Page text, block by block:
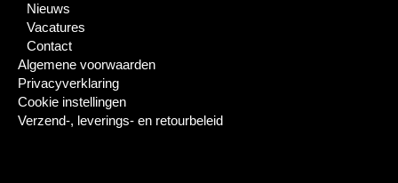
Nieuws
Vacatures
Contact
Algemene voorwaarden
Privacyverklaring
Cookie instellingen
Verzend-, leverings- en retourbeleid